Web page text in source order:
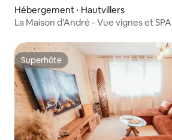
Hébergement ⋅ Hautvillers
La Maison d'André - Vue vignes et SPA
Superhôte
Superhôte